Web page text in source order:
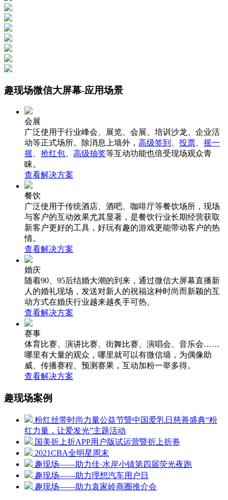
趣现场微信大屏幕-应用场景
会展
广泛使用于行业峰会、展览、会展、培训沙龙、企业活
动等正式场所。除消息上墙外， 高级签到 投票
摇一
摇
抢红包 高级抽奖等互动功能也倍受现场观众青
睐。
查看解决方案
餐饮
广泛使用于传统酒店、酒吧、咖啡厅等餐饮场所，现场
与客户的互动效果尤其显著，是餐饮行业长期经营获取
新客户更好的工具，好玩有趣的游戏更能带动客户的热
情。
查看解决方案
婚庆
随着90、95后结婚大潮的到来，通过微信大屏幕直播新
人的婚礼现场，发送对新人的祝福这种时尚而新颖的互
动方式在婚庆行业越来越炙手可热。
查看解决方案
赛事
体育比赛、演讲比赛、街舞比赛、演唱会、音乐会……
哪里有大量的观众，哪里就可以有微信墙，为偶像助
威、传播赛程、预测赛果，互动加粉一举多得。
查看解决方案
趣现场案例
粉红丝带时尚力量公益节暨中国爱乳日慈善盛典“粉
红力量，让爱发光”主题活动
国美折上折APP用户版试运营暨折上折券
2021CBA全明星周末
趣现场——助力佳·水岸小镇第四届荧光夜跑
趣现场——助力理想汽车用户日
趣现场——助力袁家岭商圈推介会